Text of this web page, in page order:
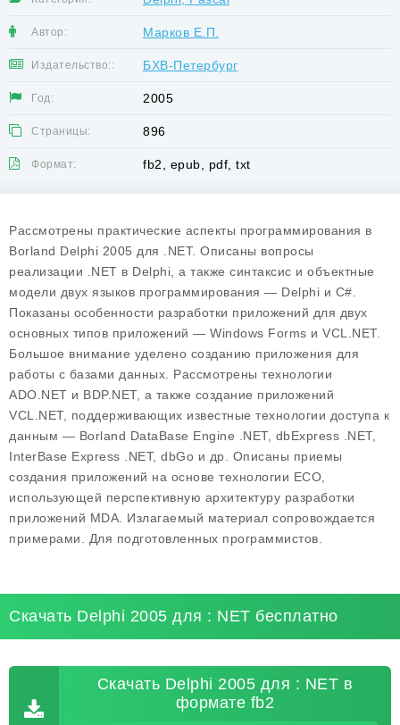
Автор: Марков Е.П.
Издательство:: БХВ-Петербург
Год: 2005
Страницы: 896
Формат: fb2, epub, pdf, txt
Рассмотрены практические аспекты программирования в
Borland Delphi 2005 для .NET. Описаны вопросы
реализации .NET в Delphi, а также синтаксис и объектные
модели двух языков программирования — Delphi и С#.
Показаны особенности разработки приложений для двух
основных типов приложений — Windows Forms и VCL.NET.
Большое внимание уделено созданию приложения для
работы с базами данных. Рассмотрены технологии
ADO.NET и BDP.NET, а также создание приложений
VCL.NET, поддерживающих известные технологии доступа к
данным — Borland DataBase Engine .NET, dbExpress .NET,
InterBase Express .NET, dbGo и др. Описаны приемы
создания приложений на основе технологии ЕСО,
использующей перспективную архитектуру разработки
приложений MDA. Излагаемый материал сопровождается
примерами. Для подготовленных программистов.
Скачать Delphi 2005 для : NET бесплатно
Скачать Delphi 2005 для : NET в
формате fb2